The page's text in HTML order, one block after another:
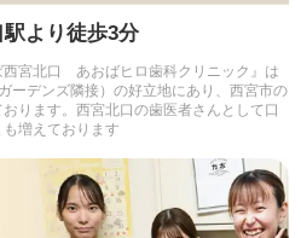
より徒歩3分
宮北口 あおばヒロ歯科クリニック』は
ーデンズ隣接）の好立地にあり、西宮市の
ります。西宮北口の歯医者さんとして口
増えております